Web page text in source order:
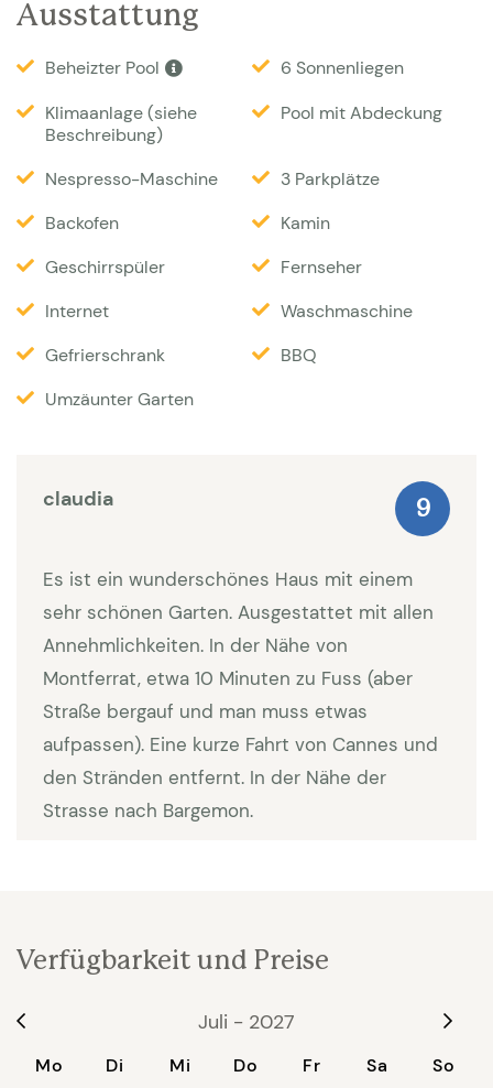
werden. Er hat ein festes Verdeck und zusätzlich
einen Poolalarm. Die moderne Pooltechnik mit
leichtem Salzwasser anstelle von Chlor ist
besonders angenehm für Haut und Augen. Mehrere
Sonnenliegen und gemütliche Sitzmöbel sowie
Terrassen mit wunderbarer Aussicht. Hier befindet
sich der Essbereich und ein Gas BBQ. Auch vom
Balkon aus haben Sie einen atemberaubenden Blick
direkten Umgebung befinden sich viele schöne
Orte, wie z.B. Bargemon, Figanières, Callas, und
Fayence. Bis zur Küste sind es etwa 45 KM.
Interieur
Inspiriert vom "Riviera Maison Style" wurde die Villa
im Jahr 2022 frisch renoviert in einem modernen
Wohn/Essbereich. Der Wohnbereich ist klimatisiert.
Gemütlichkeit.
Ausstattung
Beheizter Pool
6 Sonnenliegen
Klimaanlage (siehe
Beschreibung)
Pool mit Abdeckung
Nespresso-Maschine
3 Parkplätze
Backofen
Kamin
Geschirrspüler
Fernseher
Internet
Waschmaschine
Gefrierschrank
BBQ
Umzäunter Garten
claudia 9
Es ist ein wunderschönes Haus mit einem
sehr schönen Garten. Ausgestattet mit allen
Annehmlichkeiten. In der Nähe von
Montferrat, etwa 10 Minuten zu Fuss (aber
Straße bergauf und man muss etwas
aufpassen). Eine kurze Fahrt von Cannes und
den Stränden entfernt. In der Nähe der
Strasse nach Bargemon.
Verfügbarkeit und Preise
Juli - 2027
Mo Di Mi Do Fr Sa So